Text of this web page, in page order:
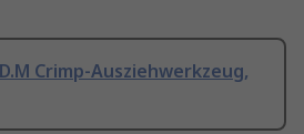
Crimp-Ausziehwerkzeug,